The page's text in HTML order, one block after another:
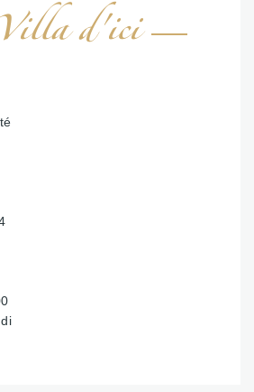
d'ici